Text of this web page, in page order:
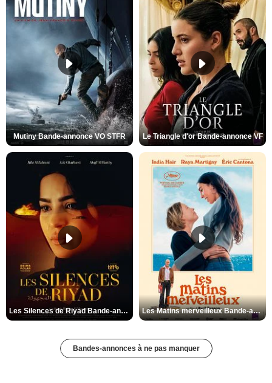
Mutiny Bande-annonce VO STFR Le Triangle d'or Bande-annonce VF
Les Silences de Riyad Bande-annonce VO STFR Les Matins merveilleux Bande-annonce VF
Bandes-annonces à ne pas manquer